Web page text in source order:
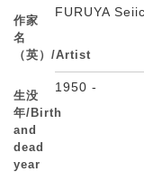
作家
名
（英）/Artist
FURUYA
生没
年/Birth
and
dead
year
1950 -